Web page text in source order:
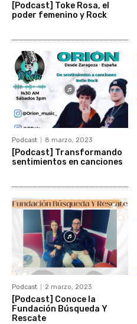
[Podcast] Toke Rosa, el
poder femenino y Rock
Podcast 8 marzo, 2023
[Podcast] Transformando
sentimientos en canciones
Podcast 2 marzo, 2023
[Podcast] Conoce la
Fundación Búsqueda Y
Rescate